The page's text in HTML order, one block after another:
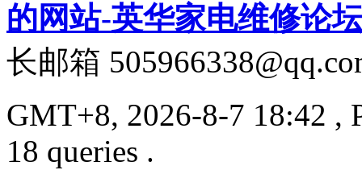
的网站-英华家电维修论
长邮箱
GMT+8, 2026-8-7 18:42 ,
18 queries .